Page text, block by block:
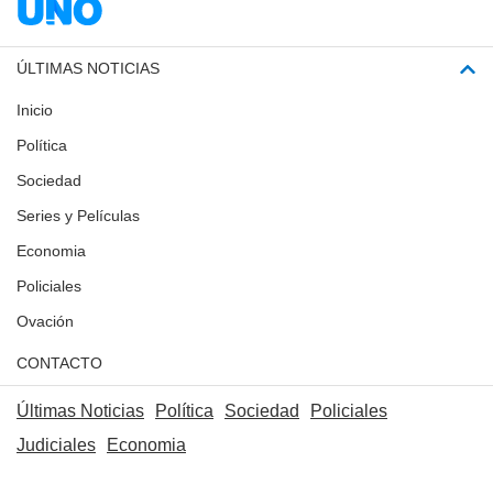
ÚLTIMAS NOTICIAS
Inicio
Política
Sociedad
Series y Películas
Economia
Policiales
Ovación
CONTACTO
Últimas Noticias Política Sociedad
Policiales
Judiciales
Economia